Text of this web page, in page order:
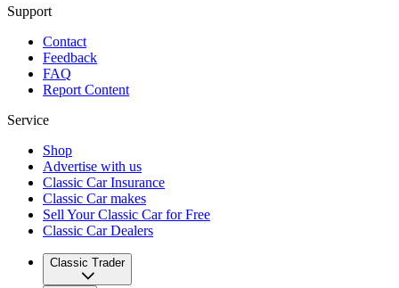
Support
Contact
Feedback
FAQ
Report Content
Service
Shop
Advertise with us
Classic Car Insurance
Classic Car makes
Sell Your Classic Car for Free
Classic Car Dealers
Classic Trader